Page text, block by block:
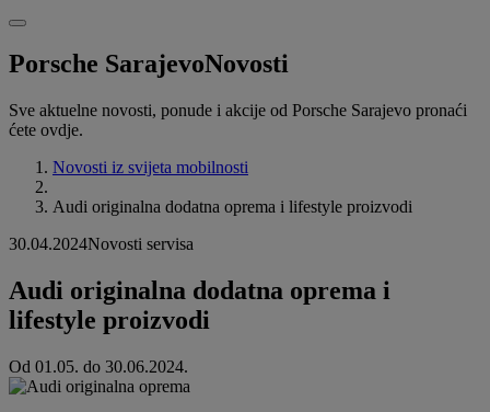
Porsche SarajevoNovosti
Sve aktuelne novosti, ponude i akcije od Porsche Sarajevo pronaći
ćete ovdje.
Novosti iz svijeta mobilnosti
Audi originalna dodatna oprema i lifestyle proizvodi
30.04.2024Novosti servisa
Audi originalna dodatna oprema i
lifestyle proizvodi
Od 01.05. do 30.06.2024.